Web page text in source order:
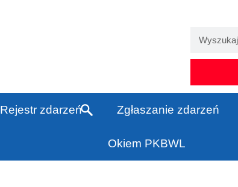
Rejestr zdarzeń Zgłaszanie zdarzeń
Okiem PKBWL